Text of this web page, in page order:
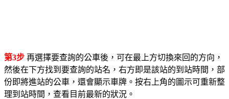
第3步 再選擇要查詢的公車後，可在最上方切換來回的方向，
然後在下方找到要查詢的站名，右方即是該站的到站時間，部
份即將進站的公車，還會顯示車牌。按右上角的圖示可重新整
理到站時間，查看目前最新的狀況。